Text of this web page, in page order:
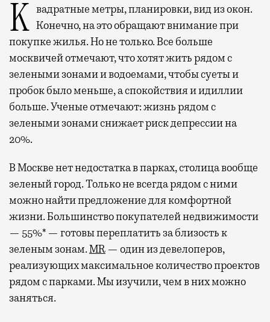
Квадратные метры, планировки, вид из окон. Конечно, на это обращают внимание при
покупке жилья. Но не только. Все больше
москвичей отмечают, что хотят жить рядом с
зелеными зонами и водоемами, чтобы суеты и
пробок было меньше, а спокойствия и идиллии
больше. Ученые отмечают: жизнь рядом с
зелеными зонами снижает риск депрессии на
20%.
В Москве нет недостатка в парках, столица вообще
зеленый город. Только не всегда рядом с ними
можно найти предложение для комфортной
жизни. Большинство покупателей недвижимости
— 55%* — готовы переплатить за близость к
зеленым зонам.MR — один из девелоперов,
реализующих максимальное количество проектов
рядом с парками. Мы изучили, чем в них можно
заняться.